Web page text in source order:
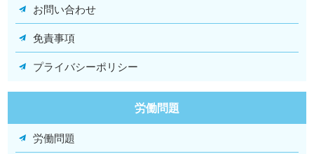
お問い合わせ
免責事項
プライバシーポリシー
労働問題
労働問題